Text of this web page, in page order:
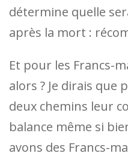
détermine quelle
après la mort :
Et pour les Francs-
alors ? Je dirais que
deux chemins leur
balance même si
avons des Francs-